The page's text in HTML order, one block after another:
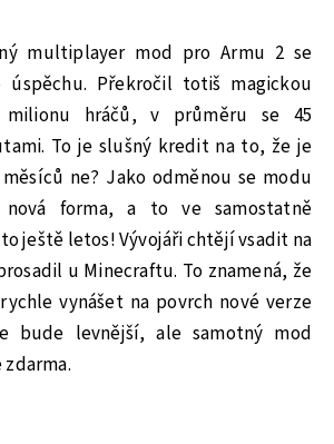
multiplayer mod pro Armu 2 se
úspěchu. Překročil totiš magickou
milionu hráčů, v průměru se 45
To je slušný kredit na to, že je
ne? Jako odměnou se modu
forma, a to ve samostatně
ještě letos! Vývojáři chtějí vsadit na
u Minecraftu. To znamená, že
vynášet na povrch nové verze
bude levnější, ale samotný mod